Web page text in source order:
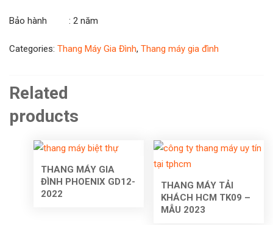
Bảo hành : 2 năm
Categories: Thang Máy Gia Đình, Thang máy gia đình
Related
products
THANG MÁY GIA
ĐÌNH PHOENIX GD12-
2022
THANG MÁY TẢI
KHÁCH HCM TK09 –
MẪU 2023